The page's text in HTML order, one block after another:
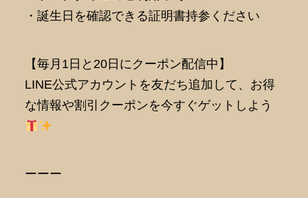
・誕生日を確認できる証明書持参ください
【毎月1日と20日にクーポン配信中】
LINE公式アカウントを友だち追加して、お得
な情報や割引クーポンを今すぐゲットしよう
ーーー